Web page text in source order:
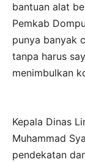
bantuan alat
Pemkab
punya banyak
tanpa harus
menimbulkan
Kepala Dinas
Muhammad
pendekatan